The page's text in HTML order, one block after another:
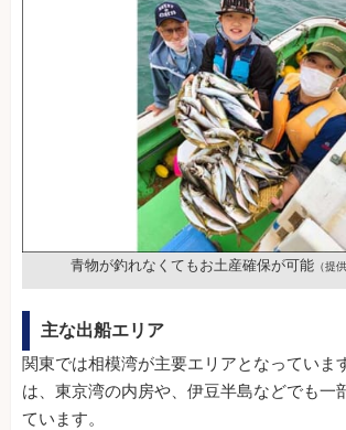
青物が釣れなくてもお土産確保が可能（提
主な出船エリア
関東では相模湾が主要エリアとなっていま
は、東京湾の内房や、伊豆半島などでも一
ています。